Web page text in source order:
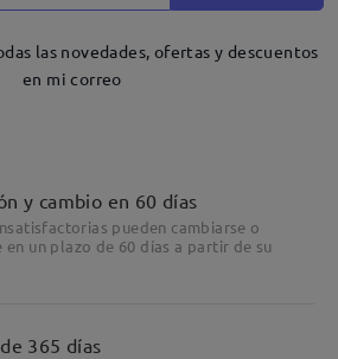
las novedades, ofertas y descuentos
en mi correo
y cambio en 60 días
pueden cambiarse o
en un plazo de 60 días a partir de su
365 días